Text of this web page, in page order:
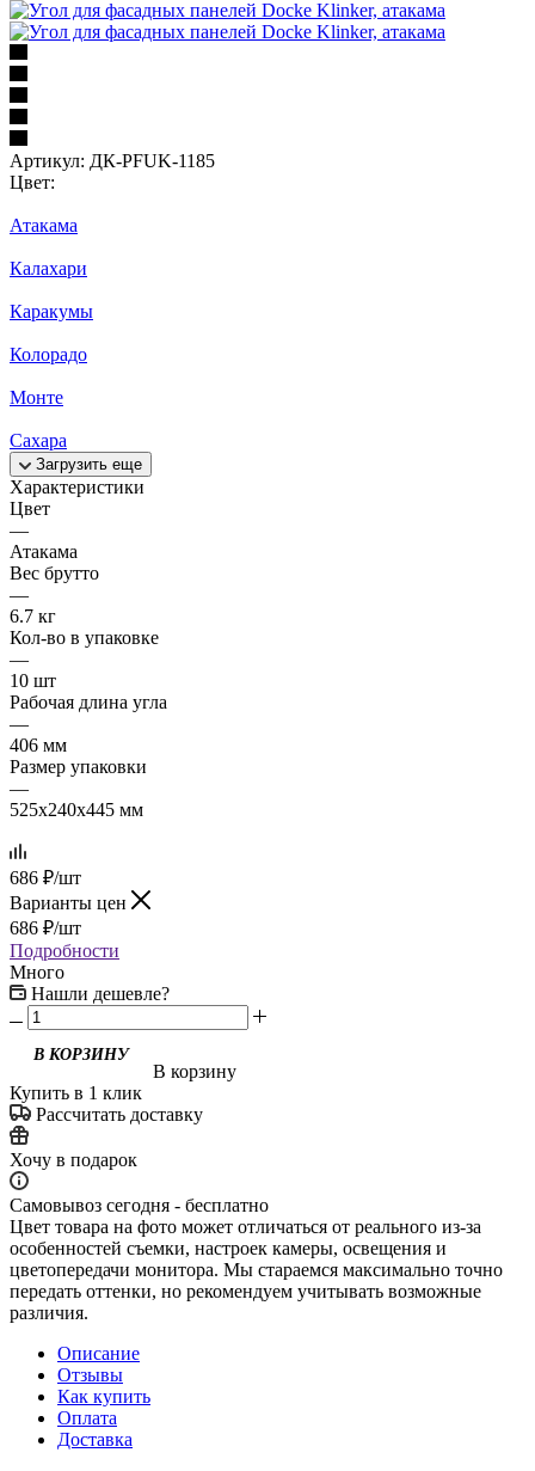
Артикул: ДК-PFUK-1185
Цвет:
Атакама
Калахари
Каракумы
Колорадо
Монте
Сахара
Загрузить еще
Характеристики
Цвет
—
Атакама
Вес брутто
—
6.7 кг
Кол-во в упаковке
—
10 шт
Рабочая длина угла
—
406 мм
Размер упаковки
—
525x240x445 мм
686 ₽/шт
Варианты цен
686 ₽/шт
Подробности
Много
Нашли дешевле?
В корзину
Купить в 1 клик
Рассчитать доставку
Хочу в подарок
Самовывоз сегодня - бесплатно
Цвет товара на фото может отличаться от реального из-за
особенностей съемки, настроек камеры, освещения и
цветопередачи монитора. Мы стараемся максимально точно
передать оттенки, но рекомендуем учитывать возможные
различия.
Описание
Отзывы
Как купить
Оплата
Доставка